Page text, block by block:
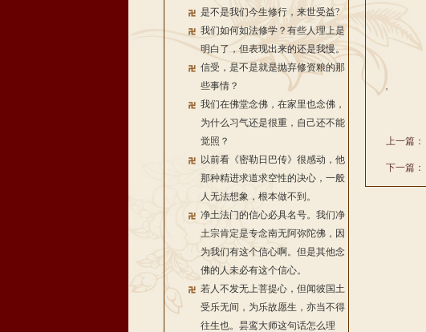
是不是我们今生修行，来世受益?
我们如何如法修学？有些人理上是
明白了，但表现出来的还是我慢。
信受，是不是就是抛弃修资粮的那
些事情？
我们在佛堂念佛，在家里也念佛，
为什么习气还是很重，自己还不能
觉照？
以前看《密勒日巴传》很感动，他
那种精进求道求空性的决心，一般
人无法想象，根本做不到。
净土法门的信心必具名号。我们净
土宗肯定是专念南无阿弥陀佛，因
为我们有这个信心啊。但是其他念
佛的人未必有这个信心。
若人不发无上菩提心，但闻彼国土
受乐无间，为乐故愿生，亦当不得
往生也。昙鸾大师这句话怎么理
'
上一篇：
下一篇：